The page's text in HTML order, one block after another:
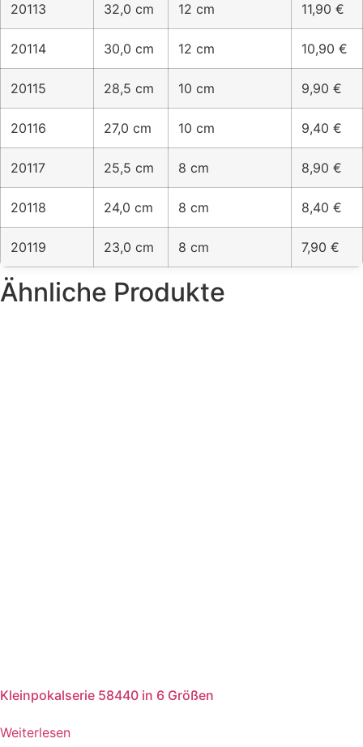
20113 32,0 cm 12 cm 11,90 €
20114 30,0 cm 12 cm 10,90 €
20115 28,5 cm 10 cm 9,90 €
20116 27,0 cm 10 cm 9,40 €
20117 25,5 cm 8 cm 8,90 €
20118 24,0 cm 8 cm 8,40 €
20119 23,0 cm 8 cm 7,90 €
Ähnliche Produkte
Kleinpokalserie 58440 in 6 Größen
Weiterlesen